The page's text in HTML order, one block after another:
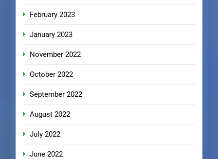
February 2023
January 2023
November 2022
October 2022
September 2022
August 2022
July 2022
June 2022